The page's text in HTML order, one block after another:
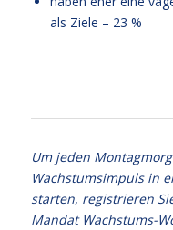
als Ziele – 23 %
Um jeden
Wachstumsimpuls in
starten, registrieren
Mandat Wachstums-